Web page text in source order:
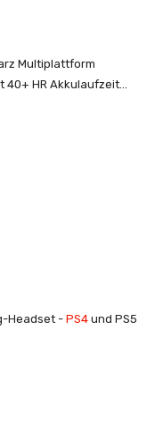
Multiplattform
40+ HR Akkulaufzeit
Headset - PS4 und PS5